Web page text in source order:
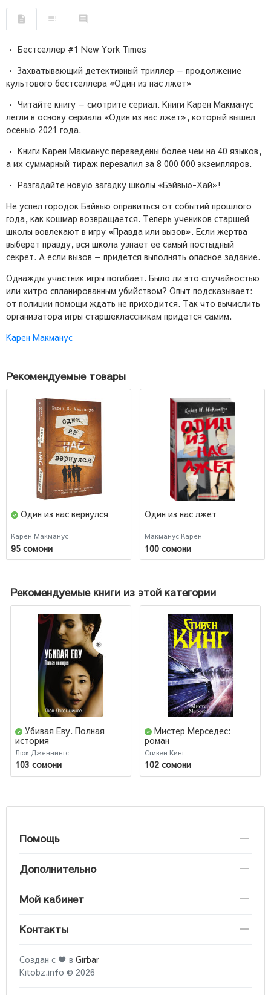
• Бестселлер #1 New York Times
• Захватывающий детективный триллер — продолжение
культового бестселлера «Один из нас лжет»
• Читайте книгу — смотрите сериал. Книги Карен Макманус
легли в основу сериала «Один из нас лжет», который вышел
осенью 2021 года.
• Книги Карен Макманус переведены более чем на 40 языков,
а их суммарный тираж перевалил за 8 000 000 экземпляров.
• Разгадайте новую загадку школы «Бэйвью-Хай»!
Не успел городок Бэйвью оправиться от событий прошлого
года, как кошмар возвращается. Теперь учеников старшей
школы вовлекают в игру «Правда или вызов». Если жертва
выберет правду, вся школа узнает ее самый постыдный
секрет. А если вызов — придется выполнять опасное задание.
Однажды участник игры погибает. Было ли это случайностью
или хитро спланированным убийством? Опыт подсказывает:
от полиции помощи ждать не приходится. Так что вычислить
организатора игры старшеклассникам придется самим.
Карен Макманус
Рекомендуемые товары
Один из нас вернулся
Карен Макманус
95 сомони
Один из нас лжет
Макманус Карен
100 сомони
Рекомендуемые книги из этой категории
Убивая Еву. Полная
история
Люк Дженнингс
103 сомони
Мистер Мерседес:
роман
Стивен Кинг
102 сомони
Помощь
Дополнительно
Мой кабинет
Контакты
Создан с ♥ в Girbar
Kitobz.info © 2026